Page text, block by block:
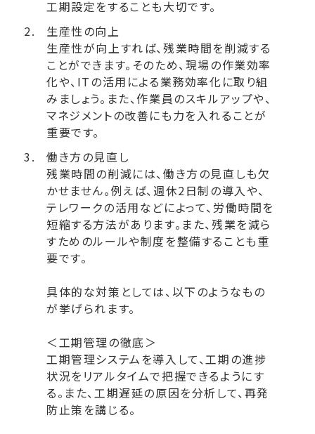
工期設定をすることも大切です。
生産性の向上
生産性が向上すれば、残業時間を削減する
ことができます。そのため、現場の作業効率
化や、ITの活用による業務効率化に取り組
みましょう。また、作業員のスキルアップや、
マネジメントの改善にも力を入れることが
重要です。
働き方の見直し
残業時間の削減には、働き方の見直しも欠
かせません。例えば、週休2日制の導入や、
テレワークの活用などによって、労働時間を
短縮する方法があります。また、残業を減ら
すためのルールや制度を整備することも重
要です。
具体的な対策としては、以下のようなもの
が挙げられます。
＜工期管理の徹底＞
工期管理システムを導入して、工期の進捗
状況をリアルタイムで把握できるようにす
る。また、工期遅延の原因を分析して、再発
防止策を講じる。